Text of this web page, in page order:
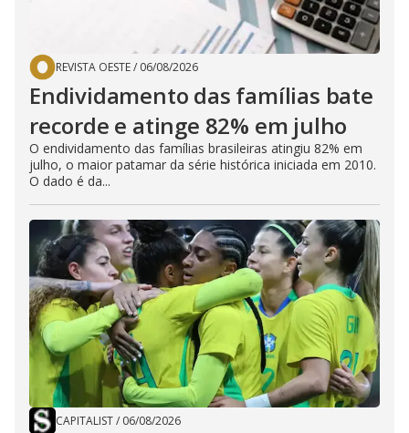
REVISTA OESTE/ 06/08/2026
Endividamento das famílias bate
recorde e atinge 82% em julho
O endividamento das famílias brasileiras atingiu 82% em
julho, o maior patamar da série histórica iniciada em 2010.
O dado é da...
CAPITALIST/ 06/08/2026